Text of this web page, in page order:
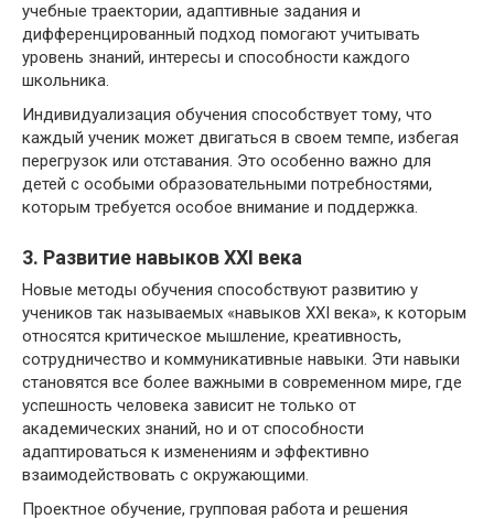
учебные траектории, адаптивные задания и
дифференцированный подход помогают учитывать
уровень знаний, интересы и способности каждого
школьника.
Индивидуализация обучения способствует тому, что
каждый ученик может двигаться в своем темпе, избегая
перегрузок или отставания. Это особенно важно для
детей с особыми образовательными потребностями,
которым требуется особое внимание и поддержка.
3. Развитие навыков XXI века
Новые методы обучения способствуют развитию у
учеников так называемых «навыков XXI века», к которым
относятся критическое мышление, креативность,
сотрудничество и коммуникативные навыки. Эти навыки
становятся все более важными в современном мире, где
успешность человека зависит не только от
академических знаний, но и от способности
адаптироваться к изменениям и эффективно
взаимодействовать с окружающими.
Проектное обучение, групповая работа и решения